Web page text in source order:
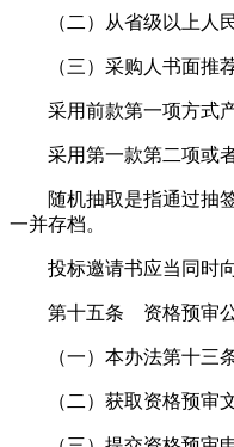
（二）从省级以上人民
（三）采购人书面推荐
采用前款第一项方式产
采用第一款第二项或者
随机抽取是指通过抽签
一并存档。
投标邀请书应当同时向
第十五条 资格预审公
（一）本办法第十三条
（二）获取资格预审文